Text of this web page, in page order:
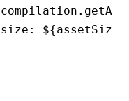
compilation
size: ${assetSize